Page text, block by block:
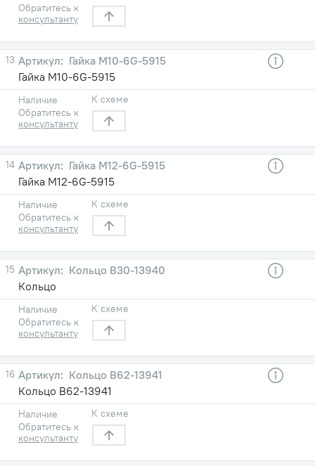
Обратитесь к
консультанту
13
Гайка М10-6G-5915
Гайка М10-6G-5915
Наличие
Обратитесь к
консультанту
К схеме
14
Гайка М12-6G-5915
Гайка М12-6G-5915
Наличие
Обратитесь к
консультанту
К схеме
15
Кольцо В30-13940
Кольцо
Наличие
Обратитесь к
консультанту
К схеме
16
Кольцо В62-13941
Кольцо В62-13941
Наличие
Обратитесь к
консультанту
К схеме